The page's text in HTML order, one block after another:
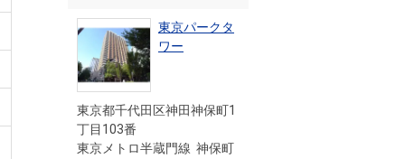
東京パークタ
ワー
東京都千代田区神田神保町1
丁目103番
東京メトロ半蔵門線 神保町